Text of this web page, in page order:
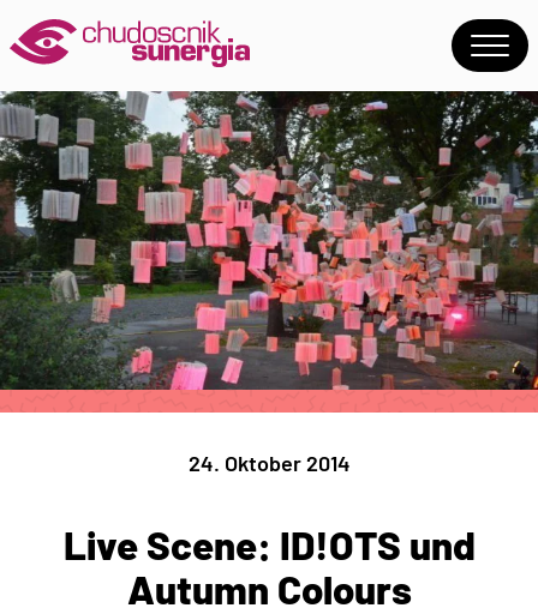
24. Oktober 2014
Live Scene: ID!OTS und
Autumn Colours